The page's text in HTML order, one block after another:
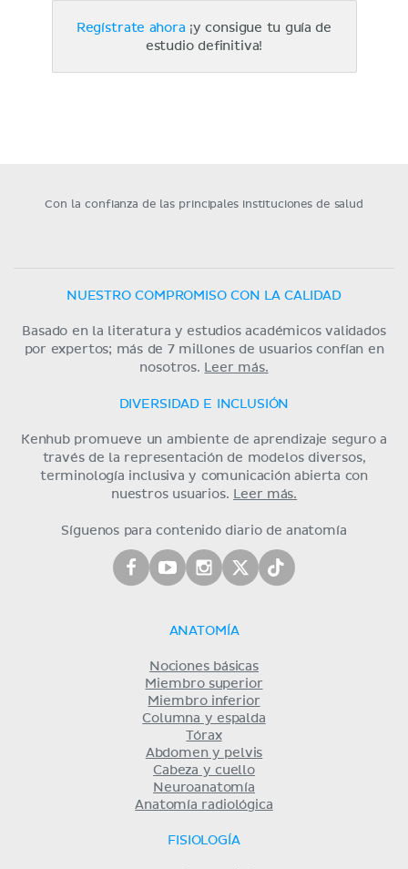
Regístrate ahora ¡y consigue tu guía de
estudio definitiva!
Con la confianza de las principales instituciones de salud
NUESTRO COMPROMISO CON LA CALIDAD
Basado en la literatura y estudios académicos validados
por expertos; más de 7 millones de usuarios confían en
nosotros. Leer más.
DIVERSIDAD E INCLUSIÓN
Kenhub promueve un ambiente de aprendizaje seguro a
través de la representación de modelos diversos,
terminología inclusiva y comunicación abierta con
nuestros usuarios. Leer más.
Síguenos para contenido diario de anatomía
ANATOMÍA
Nociones básicas
Miembro superior
Miembro inferior
Columna y espalda
Tórax
Abdomen y pelvis
Cabeza y cuello
Neuroanatomía
Anatomía radiológica
FISIOLOGÍA